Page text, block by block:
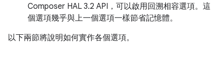
Composer HAL 3.2 API，可以啟用回溯相容選項。這
個選項幾乎與上一個選項一樣節省記憶體。
以下兩節將說明如何實作各個選項。